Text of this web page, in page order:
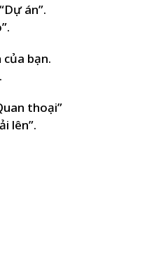
án”.
bạn.
thoại”
lên”.